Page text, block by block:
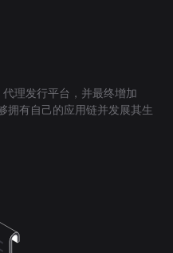
理发行平台，并最终增加
有自己的应用链并发展其生